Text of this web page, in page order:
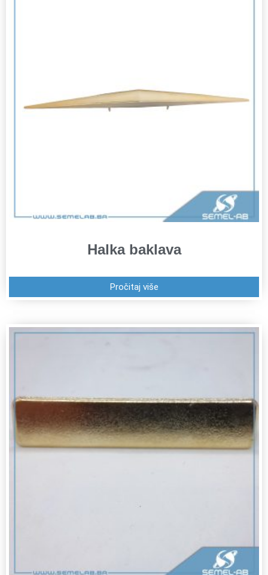
Halka baklava
Pročitaj više